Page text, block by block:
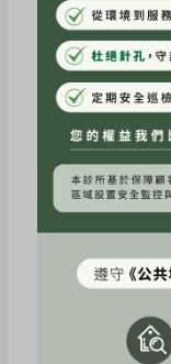
歷快速的膠原
啊這樣會怎樣
奉勸各位要當
🙏🏽
文章來源：